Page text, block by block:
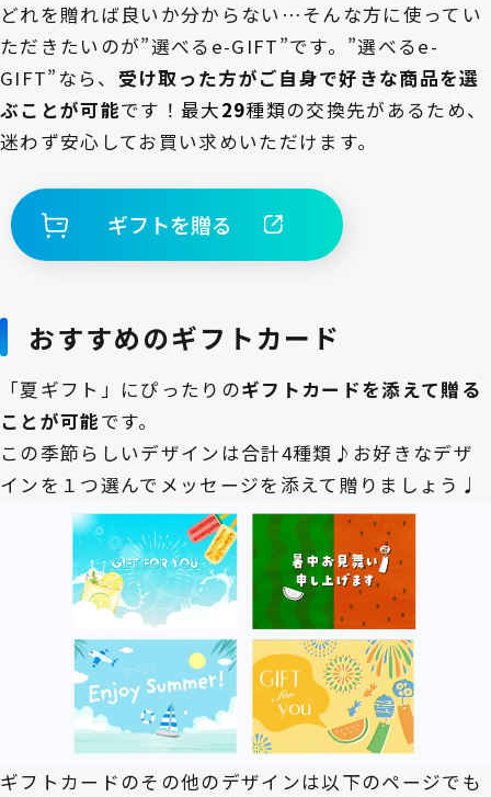
どれを贈れば良いか分からない…そんな方に使ってい
ただきたいのが”選べるe-GIFT”です。”選べるe-
GIFT”なら、 受け取った方がご自身で好きな商品を選
ぶことが可能です！ 最大29種類の交換先があるため、
迷わず安心してお買い求めいただけます。
ギフトを贈る
おすすめのギフトカード
「夏ギフト」にぴったりのギフト カードを添えて贈る
ことが可能です。
この季節らしいデザインは合計4種類♪お好きなデザ
インを１つ選んでメッセージを添えて贈りましょう♩
ギフトカードのその他のデザインは以下のページでも